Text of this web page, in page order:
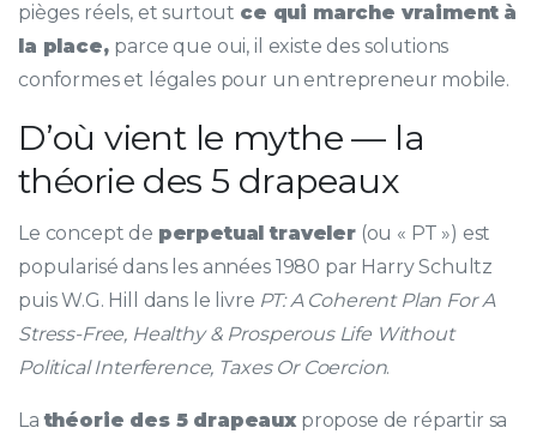
pièges réels, et surtout ce qui marche vraiment à
la place, parce que oui, il existe des solutions
conformes et légales pour un entrepreneur mobile.
D’où vient le mythe — la
théorie des 5 drapeaux
Le concept de perpetual traveler(ou « PT ») est
popularisé dans les années 1980 par Harry Schultz
puis W.G. Hill dans le livre PT: A Coherent Plan For A
Stress-Free, Healthy & Prosperous Life Without
Political Interference, Taxes Or Coercion.
Lathéorie des 5 drapeauxpropose de répartir sa